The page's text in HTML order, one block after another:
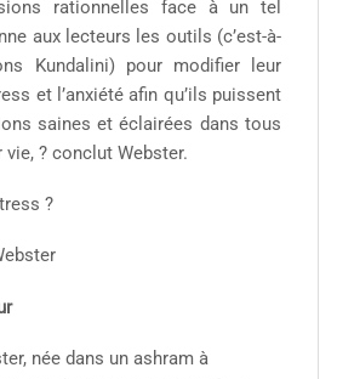
rationnelles face à un tel
aux lecteurs les outils (c’est-à-
Kundalini) pour modifier leur
et l’anxiété afin qu’ils puissent
saines et éclairées dans tous
vie, ? conclut Webster.
?
née dans un ashram à